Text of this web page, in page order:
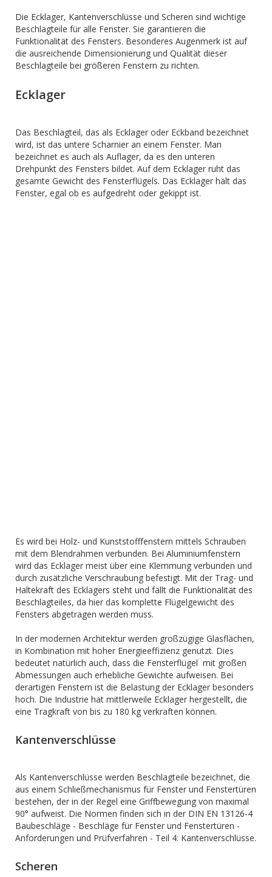
Die Ecklager, Kantenverschlüsse und Scheren sind wichtige
Beschlagteile für alle Fenster. Sie garantieren die
Funktionalität des Fensters. Besonderes Augenmerk ist auf
die ausreichende Dimensionierung und Qualität dieser
Beschlagteile bei größeren Fenstern zu richten.
Ecklager
Das Beschlagteil, das als Ecklager oder Eckband bezeichnet
wird, ist das untere Scharnier an einem Fenster. Man
bezeichnet es auch als Auflager, da es den unteren
Drehpunkt des Fensters bildet. Auf dem Ecklager ruht das
gesamte Gewicht des Fensterflügels. Das Ecklager hält das
Fenster, egal ob es aufgedreht oder gekippt ist.
Es wird bei Holz- und Kunststofffenstern mittels Schrauben
mit dem Blendrahmen verbunden. Bei Aluminiumfenstern
wird das Ecklager meist über eine Klemmung verbunden und
durch zusätzliche Verschraubung befestigt. Mit der Trag- und
Haltekraft des Ecklagers steht und fällt die Funktionalität des
Beschlagteiles, da hier das komplette Flügelgewicht des
Fensters abgetragen werden muss.
In der modernen Architektur werden großzügige Glasflächen,
in Kombination mit hoher Energieeffizienz genutzt. Dies
bedeutet natürlich auch, dass die Fensterflügel mit großen
Abmessungen auch erhebliche Gewichte aufweisen. Bei
derartigen Fenstern ist die Belastung der Ecklager besonders
hoch. Die Industrie hat mittlerweile Ecklager hergestellt, die
eine Tragkraft von bis zu 180 kg verkraften können.
Kantenverschlüsse
Als Kantenverschlüsse werden Beschlagteile bezeichnet, die
aus einem Schließmechanismus für Fenster und Fenstertüren
bestehen, der in der Regel eine Griffbewegung von maximal
90° aufweist. Die Normen finden sich in der DIN EN 13126-4
Baubeschläge - Beschläge für Fenster und Fenstertüren -
Anforderungen und Prüfverfahren - Teil 4: Kantenverschlüsse.
Scheren